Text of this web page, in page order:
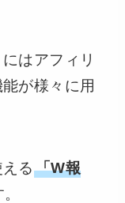
はアフィリ
が様々に用
る 「W報